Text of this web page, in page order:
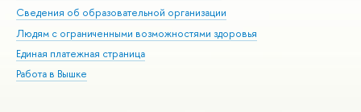
Сведения об образовательной организации
Людям с ограниченными возможностями здоровья
Единая платежная страница
Работа в Вышке